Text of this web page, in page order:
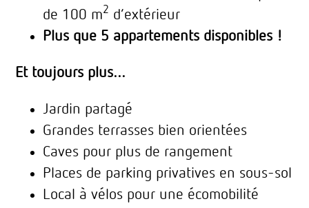
de 100 m2 d’extérieur
Plus que 5 appartements disponibles !
Et toujours plus…
Jardin partagé
Grandes terrasses bien orientées
Caves pour plus de rangement
Places de parking privatives en sous-sol
Local à vélos pour une écomobilité